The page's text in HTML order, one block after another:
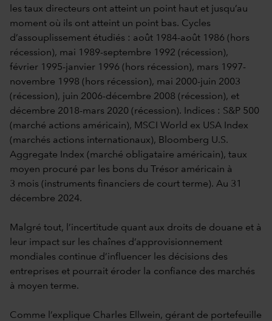
les taux directeurs ont atteint un point haut et jusqu’au
moment où ils ont atteint un point bas. Cycles
d’assouplissement étudiés : août 1984-août 1986 (hors
récession), mai 1989-septembre 1992 (récession),
février 1995-janvier 1996 (hors récession), mars 1997-
novembre 1998 (hors récession), mai 2000-juin 2003
(récession), juin 2006-décembre 2008 (récession), et
décembre 2018-mars 2020 (récession). Indices : S&P 500
(marché actions américain), MSCI World ex USA Index
(marchés actions internationaux), Bloomberg U.S.
Aggregate Index (marché obligataire américain), taux
moyen procuré par les bons du Trésor américain à
3 mois (instruments financiers de court terme). Au 31
décembre 2024.
Malgré tout, l’incertitude quant aux droits de douane et à
leur impact sur les chaînes d’approvisionnement
mondiales continue d’influencer les décisions des
entreprises et pourrait éroder la confiance des marchés
à moyen terme.
Comme l’explique Charles Ellwein, gérant de portefeuille